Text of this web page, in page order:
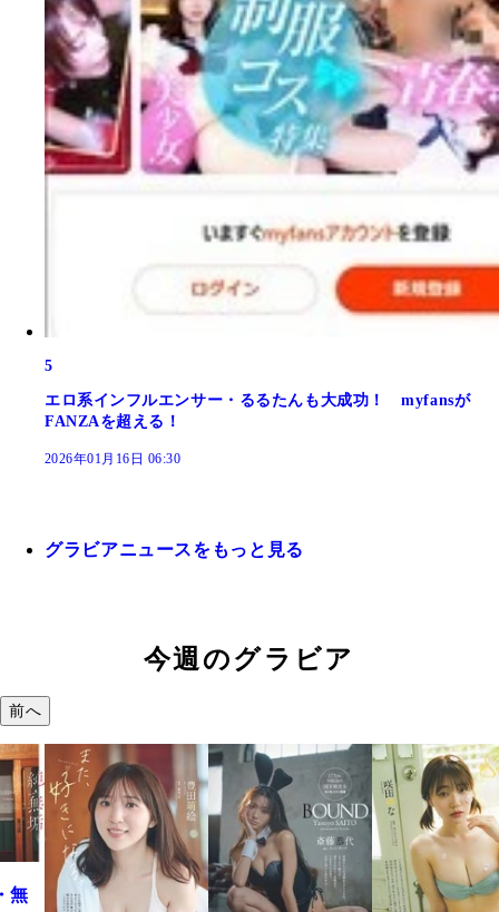
5
エロ系インフルエンサー・るるたんも大成功！ myfansが
FANZAを超える！
2026年01月16日 06:30
グラビアニュースをもっと見る
今週のグラビア
前へ